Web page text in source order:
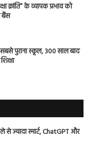
क्रांति” के व्यापक प्रभाव को
बैंस
पुराना स्कूल, 300 साल बाद
से ज्यादा स्मार्ट, ChatGPT और